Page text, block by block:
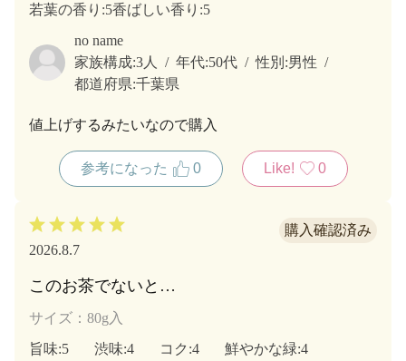
若葉の香り :5香ばしい香り :5
no name
家族構成:3人 年代:50代 性別:男性
都道府県:千葉県
値上げするみたいなので購入
参考になった 0 Like! 0
2026.8.7
このお茶でないと…
サイズ：80g入
旨味:5 渋味:4 コク :4 鮮やかな緑:4